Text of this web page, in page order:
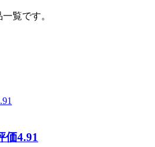
覧です。
価4.91